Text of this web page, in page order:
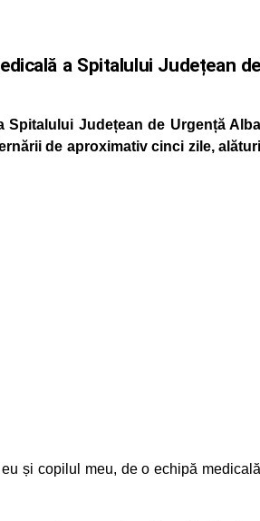
a Spitalului Județean de
Spitalului Județean de Urgență Alba
de aproximativ cinci zile, alături
și copilul meu, de o echipă medicală